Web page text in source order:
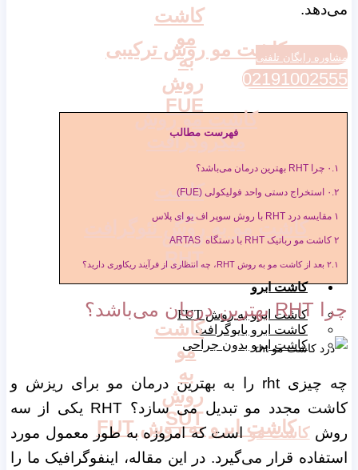
کاشت مو روش ترکیبی
کاشت مو روش
میکروگرافت
کاشت مو به روش نئوگرافت
کاشت ابرو
کاشت ابرو به روش FUT
کاشت ابرو بایوگرافت
کاشت ابرو بدون جراحی
کاشت ابرو به روش FUT
کاشت
مو
به
روش
FUE
کاشت
مو
روش
RHT
کاشت
مو
به
روش
SUT
می‌دهد.
مشاوره رایگان تلفنی
02191002555
فهرست مطالب
۰.۱ چرا RHT بهترین درمان می‌باشد؟
۰.۲ استخراج دستی واحد فولیکولی (FUE)
۱ مقایسه درد RHT با روش سوپر اف یو ای پلاس
۲ کاشت مو رباتیک RHT با دستگاه ARTAS
۲.۱ بعد از کاشت مو به روش RHT، چه انتظاری از فرآیند ریکاوری دارید؟
چرا RHT بهترین درمان می‌باشد؟
چه چیزی rht را به بهترین درمان مو برای ریزش و
کاشت مجدد مو تبدیل می سازد؟
RHT یکی از سه
روشکاشت مواست که امروزه به طور معمول مورد
استفاده قرار می‌گیرد. در این مقاله، اینفوگرافیک ما را